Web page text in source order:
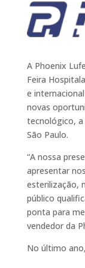
A Phoenix
Feira
e
novas
tecnológico, a
São Paulo.
“A nossa
apresentar
esterilização,
público
ponta para
vendedor da
No último